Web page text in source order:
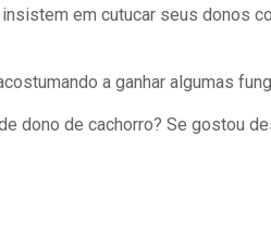
em cutucar seus donos
a ganhar algumas
dono de cachorro? Se gostou